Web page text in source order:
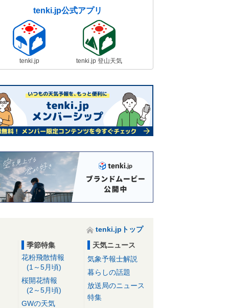
tenki.jp公式アプリ
tenki.jp tenki.jp 登山天気
tenki.jpトップ
季節特集
花粉飛散情報
(1～5月頃)
桜開花情報
(2～5月頃)
GWの天気
天気ニュース
気象予報士解説
暮らしの話題
放送局のニュース
特集